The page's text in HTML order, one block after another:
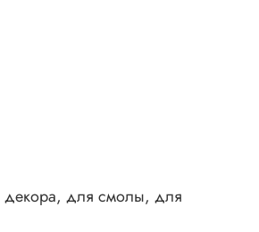
декора, для смолы, для